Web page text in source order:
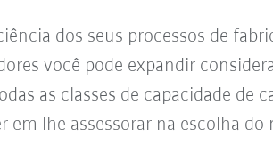
dos seus processos de
você pode expandir
as classes de capacidade de
em lhe assessorar na escolha do